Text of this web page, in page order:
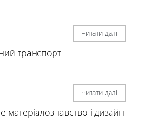
Читати далі
транспорт
Читати далі
матеріалознавство і дизайн